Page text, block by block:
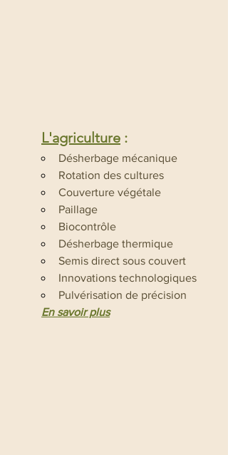
L'agriculture :
Désherbage mécanique
Rotation des cultures
Couverture végétale
Paillage
Biocontrôle
Désherbage thermique
Semis direct sous couvert
Innovations technologiques
Pulvérisation de précision
En savoir plus